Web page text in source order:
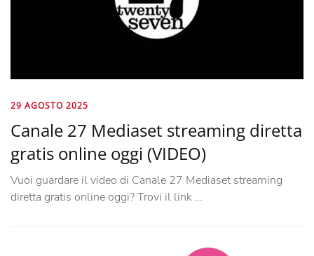
29 AGOSTO 2025
Canale 27 Mediaset streaming diretta
gratis online oggi (VIDEO)
Vuoi guardare il video di Canale 27 Mediaset streaming
diretta gratis online oggi? Trovi il link …